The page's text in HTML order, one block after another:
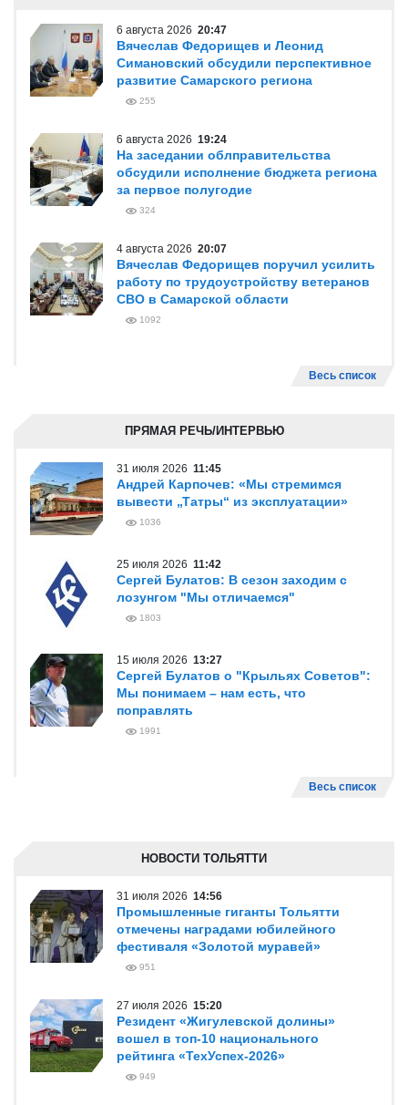
6 августа 2026 20:47
Вячеслав Федорищев и Леонид
Симановский обсудили перспективное
развитие Самарского региона
255
6 августа 2026 19:24
На заседании облправительства
обсудили исполнение бюджета региона
за первое полугодие
324
4 августа 2026 20:07
Вячеслав Федорищев поручил усилить
работу по трудоустройству ветеранов
СВО в Самарской области
1092
Весь список
ПРЯМАЯ РЕЧЬ/ИНТЕРВЬЮ
31 июля 2026 11:45
Андрей Карпочев: «Мы стремимся
вывести „Татры“ из эксплуатации»
1036
25 июля 2026 11:42
Сергей Булатов: В сезон заходим с
лозунгом "Мы отличаемся"
1803
15 июля 2026 13:27
Сергей Булатов о "Крыльях Советов":
Мы понимаем – нам есть, что
поправлять
1991
Весь список
НОВОСТИ ТОЛЬЯТТИ
31 июля 2026 14:56
Промышленные гиганты Тольятти
отмечены наградами юбилейного
фестиваля «Золотой муравей»
951
27 июля 2026 15:20
Резидент «Жигулевской долины»
вошел в топ-10 национального
рейтинга «ТехУспех-2026»
949